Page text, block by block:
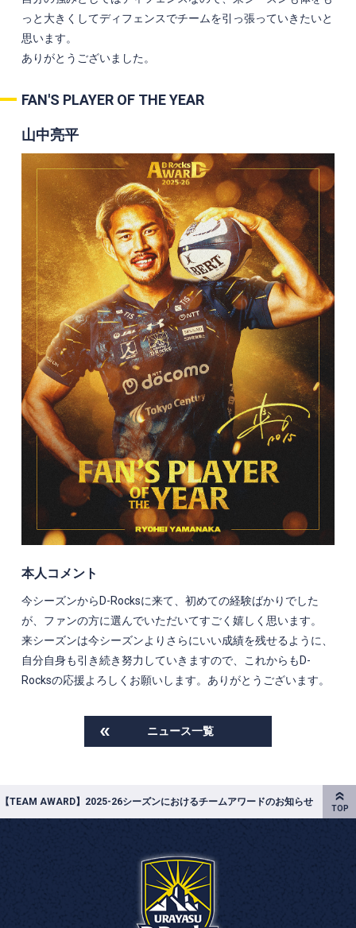
っと大きくしてディフェンスでチームを引っ張っていきたいと
思います。
ありがとうございました。
FAN'S PLAYER OF THE YEAR
山中亮平
本人コメント
今シーズンからD-Rocksに来て、初めての経験ばかりでした
が、ファンの方に選んでいただいてすごく嬉しく思います。
来シーズンは今シーズンよりさらにいい成績を残せるように、
自分自身も引き続き努力していきますので、これからもD-
Rocksの応援よろしくお願いします。ありがとうございます。
ニュース一覧
【TEAM AWARD】2025-26シーズンにおけるチームアワードのお知らせ